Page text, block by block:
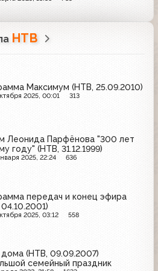
НТВ
Максимум (НТВ, 25.09.2010)
2025, 00:01 313
Леонида Парфёнова "300 лет
году" (НТВ, 31.12.1999)
2025, 22:24 636
передач и конец эфира
2025, 03:12 558
(НТВ, 09.09.2007)
семейный праздник